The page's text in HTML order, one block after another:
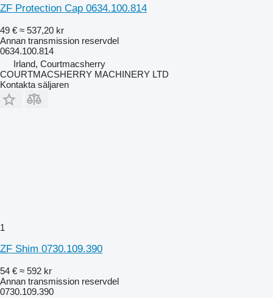
ZF Protection Cap 0634.100.814
49 € ≈ 537,20 kr
Annan transmission reservdel
0634.100.814
Irland, Courtmacsherry
COURTMACSHERRY MACHINERY LTD
Kontakta säljaren
1
ZF Shim 0730.109.390
54 € ≈ 592 kr
Annan transmission reservdel
0730.109.390